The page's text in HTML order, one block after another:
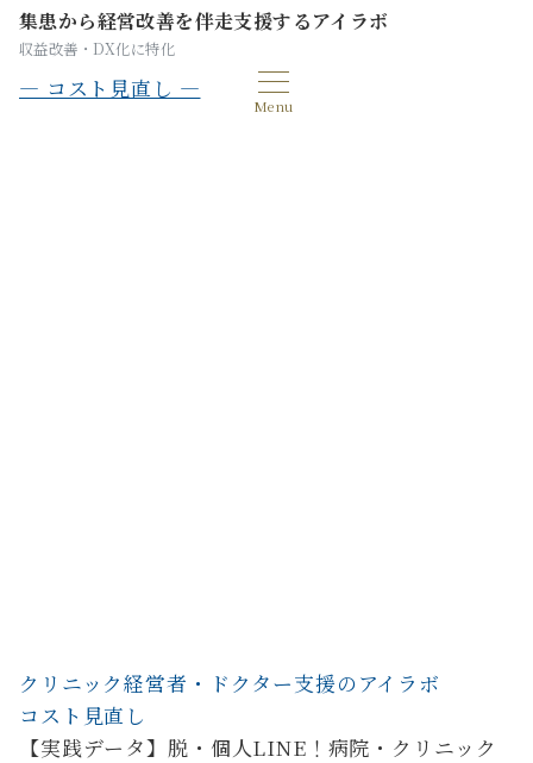
集患から経営改善を伴走支援するアイラボ
収益改善・DX化に特化
Menu
— コスト見直し —
クリニック経営者・ドクター支援のアイラボ
コスト見直し
【実践データ】脱・個人LINE！病院・クリニック